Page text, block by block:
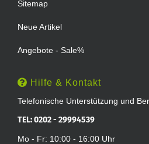
Sitemap
Neue Artikel
Angebote - Sale%
Hilfe & Kontakt
Telefonische Unterstützung und
TEL: 0202 - 29994539
Mo - Fr: 10:00 - 16:00 Uhr